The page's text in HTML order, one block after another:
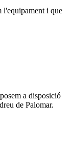
l'equipament i que
a disposició
de Palomar.